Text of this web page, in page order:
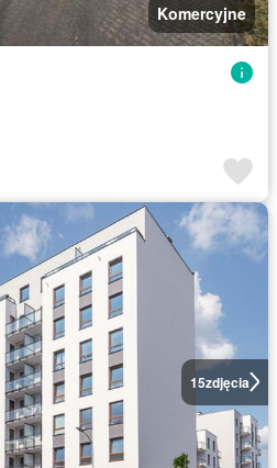
Komercyjne
15zdjęcia